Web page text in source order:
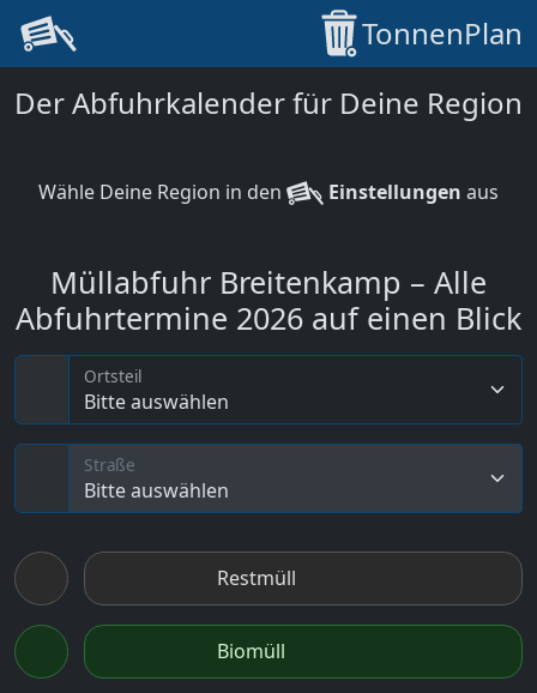
TonnenPlan
Der Abfuhrkalender für Deine Region
Wähle Deine Region in den Einstellungen aus
Müllabfuhr Breitenkamp – Alle
Abfuhrtermine 2026 auf einen Blick
Bitte auswählen
Ortsteil
Bitte auswählen
Straße
Restmüll
Biomüll